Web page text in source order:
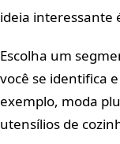
ideia interessante
Escolha um
você se identifica
exemplo, moda
utensílios de